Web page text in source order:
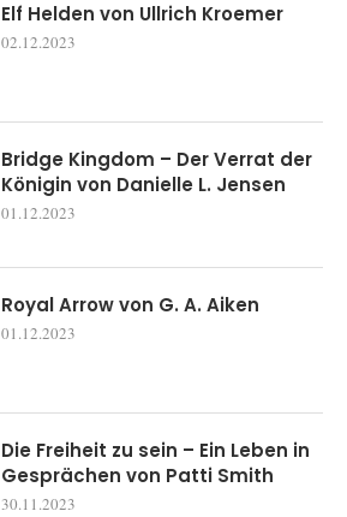
Elf Helden von Ullrich Kroemer
02.12.2023
Bridge Kingdom – Der Verrat der
Königin von Danielle L. Jensen
01.12.2023
Royal Arrow von G. A. Aiken
01.12.2023
Die Freiheit zu sein – Ein Leben in
Gesprächen von Patti Smith
30.11.2023